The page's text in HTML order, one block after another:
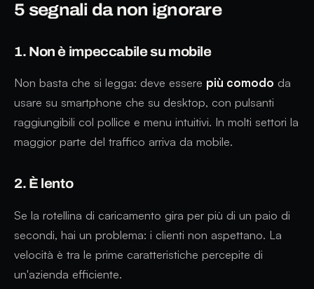
5 segnali da non ignorare
1. Non è impeccabile su mobile
Non basta che si legga: deve essere più comodo da
usare su smartphone che su desktop, con pulsanti
raggiungibili col pollice e menu intuitivi. In molti settori la
maggior parte del traffico arriva da mobile.
2. È lento
Se la rotellina di caricamento gira per più di un paio di
secondi, hai un problema: i clienti non aspettano. La
velocità è tra le prime caratteristiche percepite di
un'azienda efficiente.